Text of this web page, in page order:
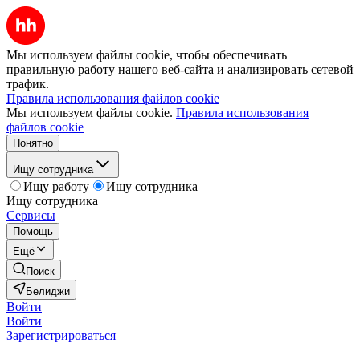
Мы используем файлы cookie, чтобы обеспечивать
правильную работу нашего веб-сайта и анализировать сетевой
трафик.
Правила использования файлов cookie
Мы используем файлы cookie. Правила использования
файлов cookie
Понятно
Ищу сотрудника
Ищу работу
Ищу сотрудника
Ищу сотрудника
Сервисы
Помощь
Ещё
Поиск
Белиджи
Войти
Войти
Зарегистрироваться